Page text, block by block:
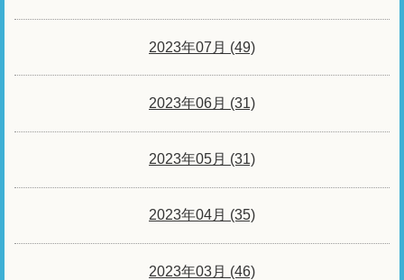
2023年07月 (49)
2023年06月 (31)
2023年05月 (31)
2023年04月 (35)
2023年03月 (46)